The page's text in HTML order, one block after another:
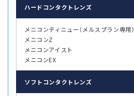
ハード コンタクトレンズ
メニコンティニュー（メルスプラン専用）
メニコンZ
メニコンアイスト
メニコンEX
ソフト コンタクトレンズ